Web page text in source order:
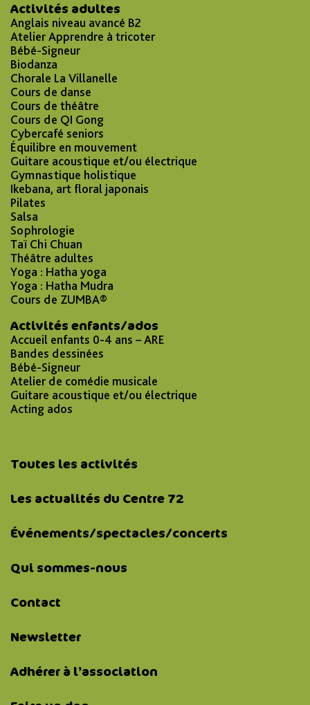
Activités adultes
Anglais niveau avancé B2
Atelier Apprendre à tricoter
Bébé-Signeur
Biodanza
Chorale La Villanelle
Cours de danse
Cours de théâtre
Cours de QI Gong
Cybercafé seniors
Équilibre en mouvement
Guitare acoustique et/ou électrique
Gymnastique holistique
Ikebana, art floral japonais
Pilates
Salsa
Sophrologie
Taï Chi Chuan
Théâtre adultes
Yoga : Hatha yoga
Yoga : Hatha Mudra
Cours de ZUMBA®
Activités enfants/ados
Accueil enfants 0-4 ans – ARE
Bandes dessinées
Bébé-Signeur
Atelier de comédie musicale
Guitare acoustique et/ou électrique
Acting ados
Toutes les activités
Les actualités du Centre 72
Événements/spectacles/concerts
Qui sommes-nous
Contact
Newsletter
Adhérer à l’association